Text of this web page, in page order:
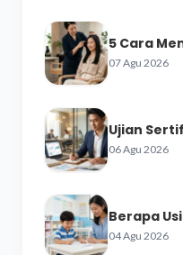
5 Cara
07 Agu 2026
Ujian
06 Agu 2026
Berapa
04 Agu 2026